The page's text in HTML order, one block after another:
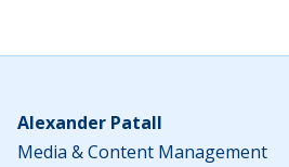
Alexander Patall
Media & Content Management